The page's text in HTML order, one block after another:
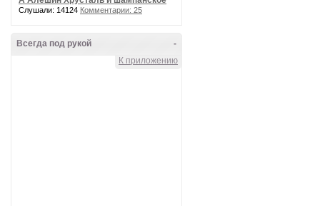
Слушали: 14124 Комментарии: 25
-
Всегда под рукой
К приложению